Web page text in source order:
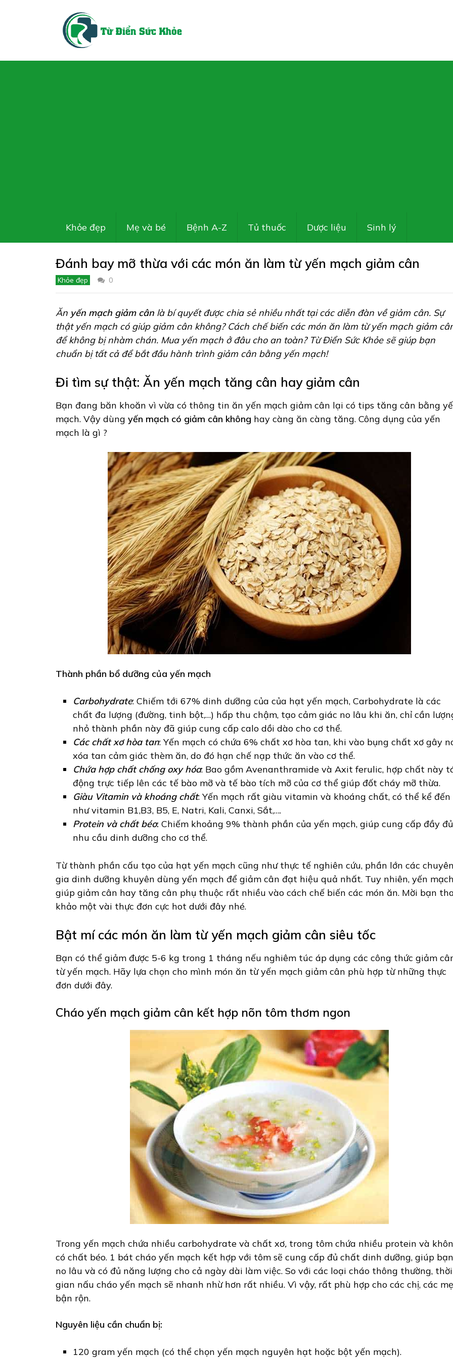
Khỏe đẹp Mẹ và bé Bệnh A-Z Tủ thuốc Dược liệu Sinh lý
Đánh bay mỡ thừa với các món ăn làm từ yến mạch giảm cân
Khỏe đẹp 0
Ăn yến mạch giảm cân là bí quyết được chia sẻ nhiều nhất tại các diễn đàn về giảm cân. Sự
thật yến mạch có giúp giảm cân không? Cách chế biến các món ăn làm từ yến mạch giảm
để không bị nhàm chán. Mua yến mạch ở đâu cho an toàn? Từ Điển Sức Khỏe sẽ giúp bạn
chuẩn bị tất cả để bắt đầu hành trình giảm cân bằng yến mạch!
Đi tìm sự thật: Ăn yến mạch tăng cân hay giảm cân
Bạn đang băn khoăn vì vừa có thông tin ăn yến mạch giảm cân lại có tips tăng cân bằng
mạch. Vậy dùng yến mạch có giảm cân không hay càng ăn càng tăng. Công dụng của yến
mạch là gì ?
Thành phần bổ dưỡng của yến mạch
Carbohydrate: Chiếm tới 67% dinh dưỡng của của hạt yến mạch, Carbohydrate là các
chất đa lượng (đường, tinh bột,…) hấp thu chậm, tạo cảm giác no lâu khi ăn, chỉ cần
nhỏ thành phần này đã giúp cung cấp calo dồi dào cho cơ thể.
Các chất xơ hòa tan: Yến mạch có chứa 6% chất xơ hòa tan, khi vào bụng chất xơ gây
xóa tan cảm giác thèm ăn, do đó hạn chế nạp thức ăn vào cơ thể.
Chứa hợp chất chống oxy hóa: Bao gồm Avenanthramide và Axit ferulic, hợp chất này
động trực tiếp lên các tế bào mỡ và tế bào tích mỡ của cơ thể giúp đốt cháy mỡ thừa.
Giàu Vitamin và khoáng chất: Yến mạch rất giàu vitamin và khoáng chất, có thể kể đến
như vitamin B1,B3, B5, E, Natri, Kali, Canxi, Sắt,….
Protein và chất béo: Chiếm khoảng 9% thành phần của yến mạch, giúp cung cấp đầy đủ
nhu cầu dinh dưỡng cho cơ thể.
Từ thành phần cấu tạo của hạt yến mạch cũng như thực tế nghiên cứu, phần lớn các chuyên
gia dinh dưỡng khuyên dùng yến mạch để giảm cân đạt hiệu quả nhất. Tuy nhiên, yến mạch
giúp giảm cân hay tăng cân phụ thuộc rất nhiều vào cách chế biến các món ăn. Mời bạn
khảo một vài thực đơn cực hot dưới đây nhé.
Bật mí các món ăn làm từ yến mạch giảm cân siêu tốc
Bạn có thể giảm được 5-6 kg trong 1 tháng nếu nghiêm túc áp dụng các công thức giảm
từ yến mạch. Hãy lựa chọn cho mình món ăn từ yến mạch giảm cân phù hợp từ những thực
đơn dưới đây.
Cháo yến mạch giảm cân kết hợp nõn tôm thơm ngon
Trong yến mạch chứa nhiều carbohydrate và chất xơ, trong tôm chứa nhiều protein và
có chất béo. 1 bát cháo yến mạch kết hợp với tôm sẽ cung cấp đủ chất dinh dưỡng, giúp bạn
no lâu và có đủ năng lượng cho cả ngày dài làm việc. So với các loại cháo thông thường, thời
gian nấu cháo yến mạch sẽ nhanh nhừ hơn rất nhiều. Vì vậy, rất phù hợp cho các chị, các mẹ
bận rộn.
Nguyên liệu cần chuẩn bị:
120 gram yến mạch (có thể chọn yến mạch nguyên hạt hoặc bột yến mạch).